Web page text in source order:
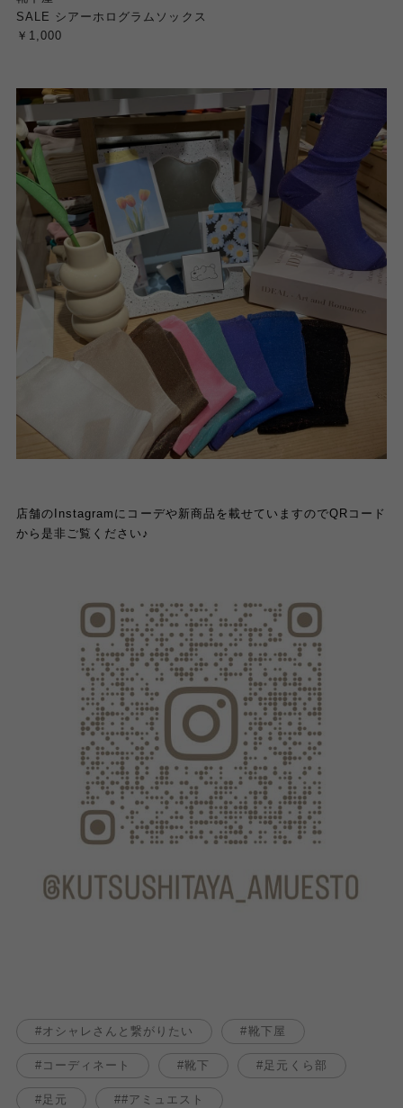
SALE シアーホログラムソックス
￥1,000
店舗の Instagram にコーデや新商品を載せていますのでQR コード
から是非ご覧ください ♪
オシャレさんと繋がりたい 靴下屋
コーディネート 靴下 足元くら部
足元 #アミュエスト